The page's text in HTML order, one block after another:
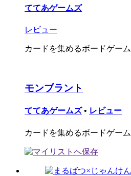
ててあゲームズ
レビュー
カードを集めるボードゲーム
モンブラント
ててあゲームズ • レビュー
カードを集めるボードゲーム